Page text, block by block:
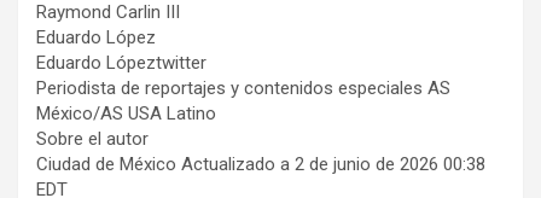
Raymond Carlin III
Eduardo López
Eduardo Lópeztwitter
Periodista de reportajes y contenidos especiales AS
México/AS USA Latino
Sobre el autor
Ciudad de México Actualizado a 2 de junio de 2026 00:38
EDT